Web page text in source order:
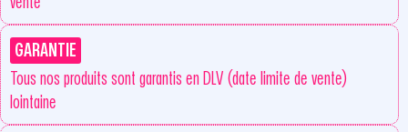
GARANTIE
Tous nos produits sont garantis en DLV (date limite de vente)
lointaine